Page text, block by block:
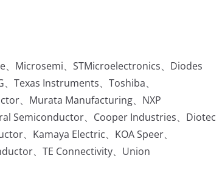
Microsemi、STMicroelectronics、Diodes
Texas Instruments、Toshiba、
、Murata Manufacturing、NXP
Semiconductor、Cooper Industries、Diotec
、Kamaya Electric、KOA Speer、
、TE Connectivity、Union